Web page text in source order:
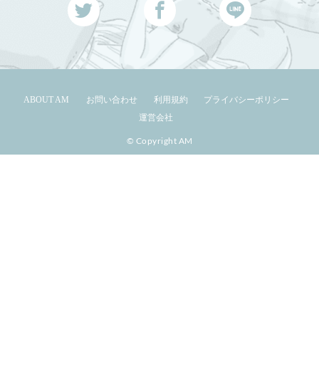
ABOUT AM お問い合わせ 利用規約
プライバシーポリシー
運営会社
© Copyright AM